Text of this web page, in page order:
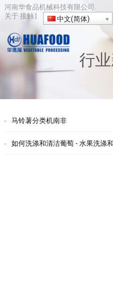
河南华食品机械科技有限公司.
关于 接触 中文(简体)
行
马铃薯分类机南非
如何洗涤和清洁葡萄 - 水果洗涤